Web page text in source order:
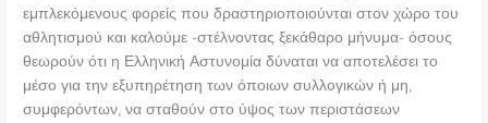
εμπλεκόμενους φορείς που δραστηριοποιούνται στον χώρο του
αθλητισμού και καλούμε -στέλνοντας ξεκάθαρο μήνυμα- όσους
θεωρούν ότι η Ελληνική Αστυνομία δύναται να αποτελέσει το
μέσο για την εξυπηρέτηση των όποιων συλλογικών ή μη,
συμφερόντων, να σταθούν στο ύψος των περιστάσεων